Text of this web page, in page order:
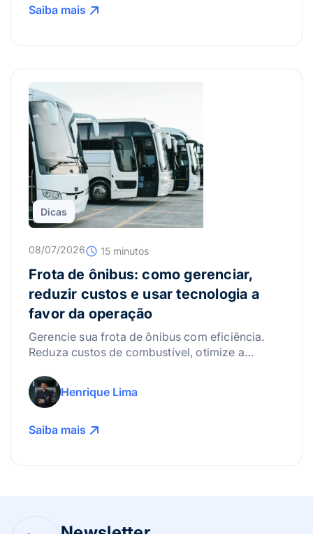
Saiba mais
Dicas
08/07/2026 15 minutos
Frota de ônibus: como gerenciar,
reduzir custos e usar tecnologia a
favor da operação
Gerencie sua frota de ônibus com eficiência.
Reduza custos de combustível, otimize a
mais!
Henrique Lima
Saiba mais